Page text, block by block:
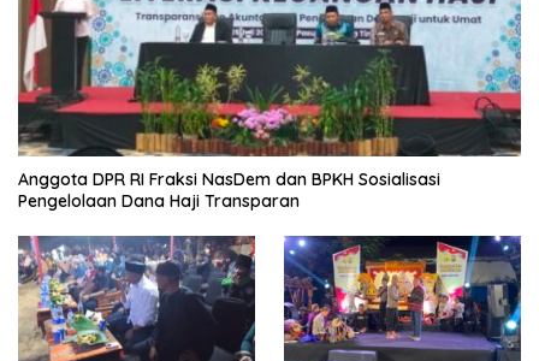
Anggota DPR RI Fraksi NasDem dan BPKH Sosialisasi
Pengelolaan Dana Haji Transparan